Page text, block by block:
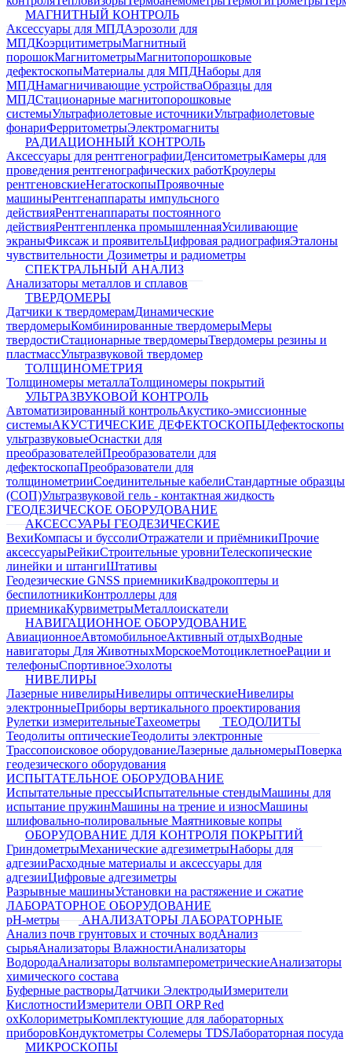
МАГНИТНЫЙ КОНТРОЛЬ
Аксессуары для МПДАэрозоли для
МПДКоэрцитиметрыМагнитный
порошокМагнитометрыМагнитопорошковые
дефектоскопыМатериалы для МПДНаборы для
МПДНамагничивающие устройстваОбразцы для
МПДСтационарные магнитопорошковые
системыУльтрафиолетовые источникиУльтрафиолетовые
фонариФерритометрыЭлектромагниты
РАДИАЦИОННЫЙ КОНТРОЛЬ
Аксессуары для рентгенографииДенситометрыКамеры для
проведения рентгенографических работКроулеры
рентгеновскиеНегатоскопыПроявочные
машиныРентгенаппараты импульсного
действияРентгенаппараты постоянного
действияРентгенпленка промышленнаяУсиливающие
экраныФиксаж и проявительЦифровая радиографияЭталоны
чувствительности Дозиметры и радиометры
СПЕКТРАЛЬНЫЙ АНАЛИЗ
Анализаторы металлов и сплавов
ТВЕРДОМЕРЫ
Датчики к твердомерамДинамические
твердомерыКомбинированные твердомерыМеры
твердостиСтационарные твердомерыТвердомеры резины и
пластмассУльтразвуковой твердомер
ТОЛЩИНОМЕТРИЯ
Толщиномеры металлаТолщиномеры покрытий
УЛЬТРАЗВУКОВОЙ КОНТРОЛЬ
Автоматизированный контрольАкустико-эмиссионные
системыАКУСТИЧЕСКИЕ ДЕФЕКТОСКОПЫДефектоскопы
ультразвуковыеОснастки для
преобразователейПреобразователи для
дефектоскопаПреобразователи для
толщинометрииСоединительные кабелиСтандартные образцы
(СОП)Ультразвуковой гель - контактная жидкость
ГЕОДЕЗИЧЕСКОЕ ОБОРУДОВАНИЕ
АКСЕССУАРЫ ГЕОДЕЗИЧЕСКИЕ
ВехиКомпасы и буссолиОтражатели и приёмникиПрочие
аксессуарыРейкиСтроительные уровниТелескопические
линейки и штангиШтативы
Геодезические GNSS приемникиКвадрокоптеры и
беспилотникиКонтроллеры для
приемникаКурвиметрыМеталлоискатели
НАВИГАЦИОННОЕ ОБОРУДОВАНИЕ
АвиационноеАвтомобильноеАктивный отдыхВодные
навигаторы Для ЖивотныхМорскоеМотоциклетноеРации и
телефоныСпортивноеЭхолоты
НИВЕЛИРЫ
Лазерные нивелирыНивелиры оптическиеНивелиры
электронныеПриборы вертикального проектирования
Рулетки измерительныеТахеометры
ТЕОДОЛИТЫ
Теодолиты оптическиеТеодолиты электронные
Трассопоисковое оборудованиеЛазерные дальномерыПоверка
геодезического оборудования
ИСПЫТАТЕЛЬНОЕ ОБОРУДОВАНИЕ
Испытательные прессыИспытательные стендыМашины для
испытание пружинМашины на трение и износМашины
шлифовально-полировальные Маятниковые копры
ОБОРУДОВАНИЕ ДЛЯ КОНТРОЛЯ ПОКРЫТИЙ
ГриндометрыМеханические адгезиметрыНаборы для
адгезииРасходные материалы и аксессуары для
адгезииЦифровые адгезиметры
Разрывные машиныУстановки на растяжение и сжатие
ЛАБОРАТОРНОЕ ОБОРУДОВАНИЕ
pH-метры
АНАЛИЗАТОРЫ ЛАБОРАТОРНЫЕ
Анализ почв грунтовых и сточных водАнализ
сырьяАнализаторы ВлажностиАнализаторы
ВодородаАнализаторы вольтамперометрическиеАнализаторы
химического состава
Буферные растворыДатчики ЭлектродыИзмерители
КислотностиИзмерители ОВП ORP Red
oxКолориметрыКомплектующие для лабораторных
приборовКондуктометры Солемеры TDSЛабораторная посуда
МИКРОСКОПЫ